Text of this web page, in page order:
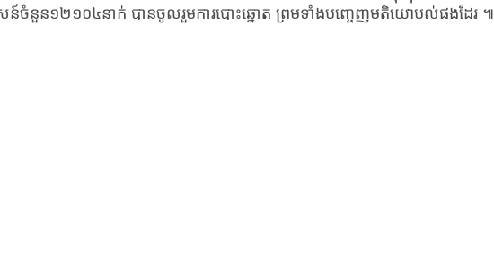
ចំនួន១២១០៤នាក់ បានចូលរួមការបោះឆ្នោត ព្រមទាំងបញ្ចេញមតិយោបល់ផងដែរ ៕